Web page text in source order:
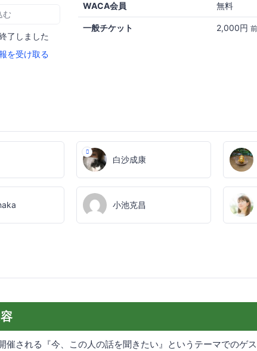
む
了しました
を受け取る
WACA会員 無料
一般チケット 2,000円
白沙成康
小池克昌
催される『今、この人の話を聞きたい』というテーマでのゲ